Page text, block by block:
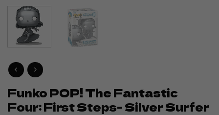
Funko POP! The Fantastic
Four: First Steps- Silver Surfer